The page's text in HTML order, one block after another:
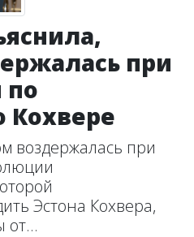
при
по
Кохвере
воздержалась при
Эстона Кохвера,
от...